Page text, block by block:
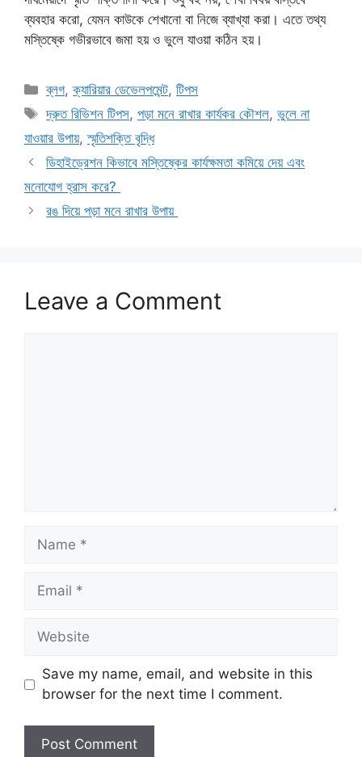
ব্যবহার করো, যেমন কাউকে শেখানো বা নিজে ব্যাখ্যা করা। এতে তথ্য
মস্তিষ্কে গভীরভাবে জমা হয় ও ভুলে যাওয়া কঠিন হয়।
Categories
ব্লগ,ক্যারিয়ার ডেভেলপমেন্ট,টিপস
Tags
দ্রুত রিভিশন টিপস,পড়া মনে রাখার কার্যকর কৌশল,ভুলে না
যাওয়ার উপায়,স্মৃতিশক্তি বৃদ্ধি
ডিহাইড্রেশন কিভাবে মস্তিষ্কের কার্যক্ষমতা কমিয়ে দেয় এবং
মনোযোগ হ্রাস করে?
রঙ দিয়ে পড়া মনে রাখার উপায়
Leave a Comment
Name
Email
Website
Save my name, email, and website in this
browser for the next time I comment.